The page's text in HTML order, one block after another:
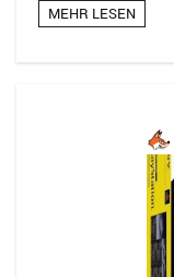
MEHR LESEN